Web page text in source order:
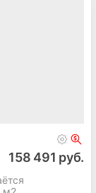
158 491 руб.